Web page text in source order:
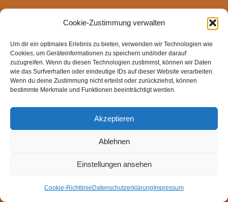
Cookie-Zustimmung verwalten
Um dir ein optimales Erlebnis zu bieten, verwenden wir Technologien wie
Cookies, um Geräteinformationen zu speichern und/oder darauf
zuzugreifen. Wenn du diesen Technologien zustimmst, können wir Daten
wie das Surfverhalten oder eindeutige IDs auf dieser Website verarbeiten.
Wenn du deine Zustimmung nicht erteilst oder zurückziehst, können
bestimmte Merkmale und Funktionen beeinträchtigt werden.
Akzeptieren
Ablehnen
Einstellungen ansehen
Cookie-Richtlinie Datenschutzerklärung Impressum